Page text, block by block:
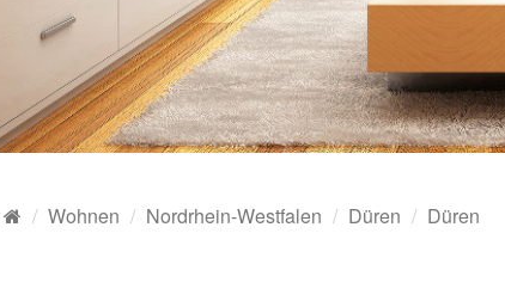
Wohnen Nordrhein-Westfalen Düren Düren